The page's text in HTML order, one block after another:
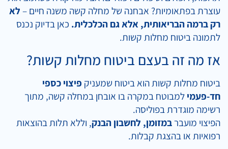
עוצרת בפתאומיות? אבחנה של מחלה קשה משנה חיים –לא
רק ברמה הבריאותית, אלא גם הכלכלית. כאן בדיוק נכנס
לתמונה ביטוח מחלות קשות.
אז מה זה בעצם ביטוח מחלות קשות?
ביטוח מחלות קשות הוא ביטוח שמעניק פיצוי כספי
חד-פעמילמבוטח במקרה בו אובחן במחלה קשה, מתוך
רשימה מוגדרת בפוליסה.
הפיצוי מועברבמזומן, לחשבון הבנק, וללא תלות בהוצאות
רפואיות או בהצגת קבלות.